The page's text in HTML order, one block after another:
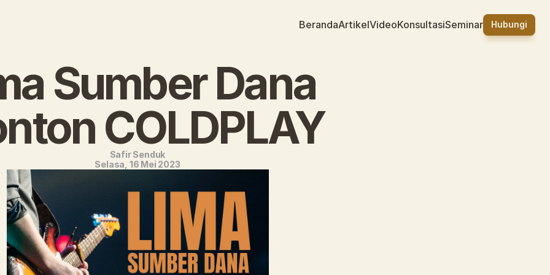
BerandaArtikelVideoKonsultasiSeminar Hubungi
Sumber Dana
COLDPLAY
Safir Senduk
Selasa, 16 Mei 2023